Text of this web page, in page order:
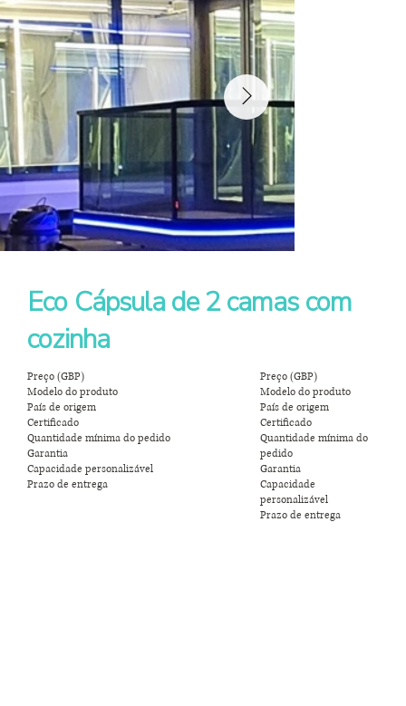
Eco Cápsula de 2 camas com
cozinha
Preço (GBP)
Modelo do produto
País de origem
Certificado
Quantidade mínima do pedido
Garantia
Capacidade personalizável
Prazo de entrega
Preço (GBP)
Modelo do produto
País de origem
Certificado
Quantidade mínima do
pedido
Garantia
Capacidade
personalizável
Prazo de entrega